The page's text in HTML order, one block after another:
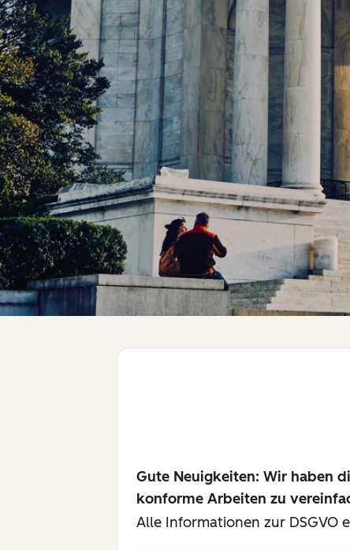
Gute Neuigkeiten: Wir haben
konforme Arbeiten zu
Alle Informationen zur DSGVO